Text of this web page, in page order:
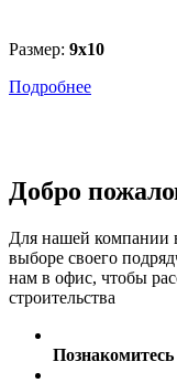
Размер: 9x10
Подробнее
Добро
Для нашей компании
выборе своего
нам в офис, чтобы
строительства
Познакомитесь